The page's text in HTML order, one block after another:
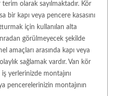
terim olarak sayılmaktadır. Kör
bir kapı veya pencere kasasını
için kullanılan alta
görülmeyecek şekilde
amaçları arasında kapı veya
sağlamak vardır. Van kör
yerlerinizde montajını
pencerelerinizin montajının